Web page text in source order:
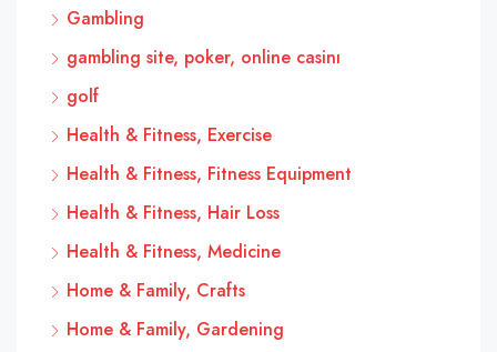
Gambling
gambling site, poker, online casinı
golf
Health & Fitness, Exercise
Health & Fitness, Fitness Equipment
Health & Fitness, Hair Loss
Health & Fitness, Medicine
Home & Family, Crafts
Home & Family, Gardening